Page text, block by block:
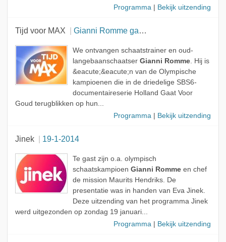
Programma
Bekijk uitzending
Tijd voor MAX Gianni Romme gaat weer voor goud
We ontvangen schaatstrainer en oud-
langebaanschaatser Gianni Romme. Hij is
&eacute;&eacute;n van de Olympische
kampioenen die in de driedelige SBS6-
documentaireserie Holland Gaat Voor
Goud terugblikken op hun...
Programma
Bekijk uitzending
Jinek 19-1-2014
Te gast zijn o.a. olympisch
schaatskampioen Gianni Rommeen chef
de mission Maurits Hendriks. De
presentatie was in handen van Eva Jinek.
Deze uitzending van het programma Jinek
werd uitgezonden op zondag 19 januari...
Programma
Bekijk uitzending